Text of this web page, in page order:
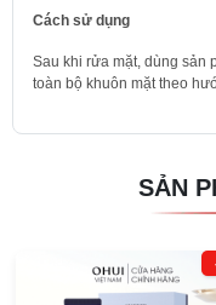
Cách sử dụng
Sau khi rửa mặt, dùng sản
toàn bộ khuôn mặt theo
SẢN